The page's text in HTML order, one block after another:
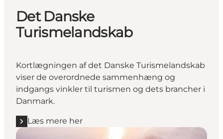
Det Danske
Turismelandskab
Kortlægningen af det Danske Turismelandskab
viser de overordnede sammenhæng og
indgangs vinkler til turismen og dets brancher i
Danmark.
Læs mere her